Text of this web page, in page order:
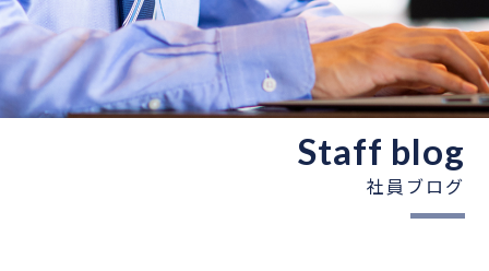
Staff blog
社員ブログ